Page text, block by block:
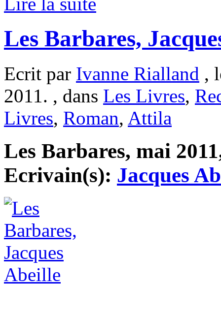
Les Barbares,
Ecrit par Ivanne Rialland ,
2011. , dans Les Livres,
Livres, Roman, Attila
Les Barbares, mai
Ecrivain(s): Jacques